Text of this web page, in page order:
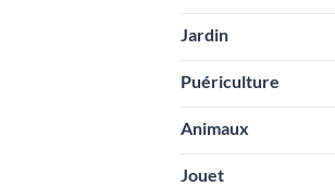
Jardin
Puériculture
Animaux
Jouet